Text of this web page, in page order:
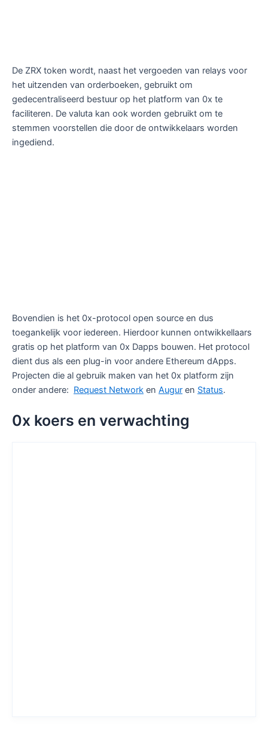
De ZRX token wordt, naast het vergoeden van relays voor
het uitzenden van orderboeken, gebruikt om
gedecentraliseerd bestuur op het platform van 0x te
faciliteren. De valuta kan ook worden gebruikt om te
stemmen voorstellen die door de ontwikkelaars worden
ingediend.
Bovendien is het 0x-protocol open source en dus
toegankelijk voor iedereen. Hierdoor kunnen ontwikkellaars
gratis op het platform van 0x Dapps bouwen. Het protocol
dient dus als een plug-in voor andere Ethereum dApps.
Projecten die al gebruik maken van het 0x platform zijn
onder andere: Request Network en Augur en Status.
0x koers en verwachting